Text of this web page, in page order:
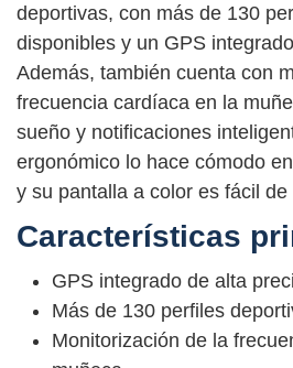
deportivas, con más de 130
disponibles y un GPS
Además, también cuenta con
frecuencia cardíaca en la
sueño y notificaciones
ergonómico lo hace cómodo
y su pantalla a color es fácil de
Características
GPS integrado de alta
Más de 130 perfiles
Monitorización de la